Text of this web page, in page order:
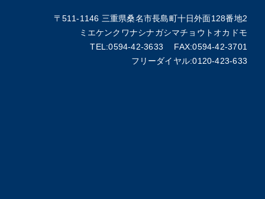
〒511-1146 三重県桑名市長島町十日外面128番地2
ミエケンクワナシナガシマチョウトオカドモ
TEL:0594-42-3633 FAX:0594-42-3701
フリーダイヤル:0120-423-633